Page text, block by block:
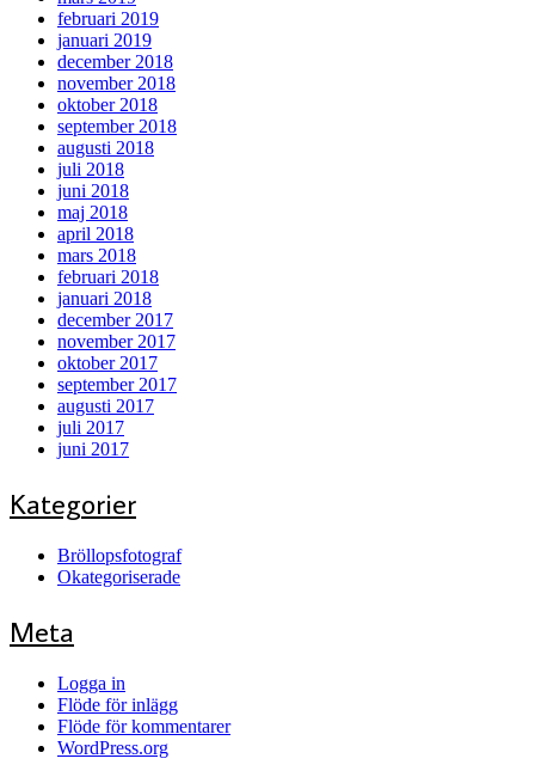
februari 2019
januari 2019
december 2018
november 2018
oktober 2018
september 2018
augusti 2018
juli 2018
juni 2018
maj 2018
april 2018
mars 2018
februari 2018
januari 2018
december 2017
november 2017
oktober 2017
september 2017
augusti 2017
juli 2017
juni 2017
Kategorier
Bröllopsfotograf
Okategoriserade
Meta
Logga in
Flöde för inlägg
Flöde för kommentarer
WordPress.org